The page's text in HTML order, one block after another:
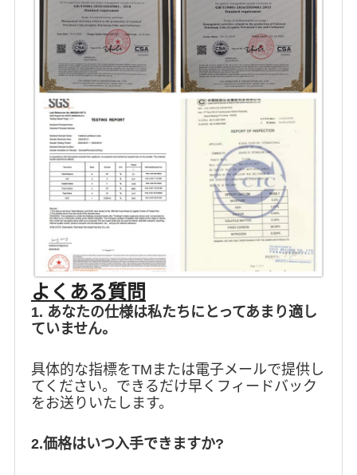
よくある質問
1. あなたの仕様は私たちにとってあまり適し
ていません。
具体的な指標をTMまたは電子メールで提供し
てください。できるだけ早くフィードバック
をお送りいたします。
2.価格はいつ入手できますか?